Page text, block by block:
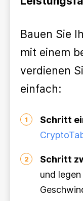
Bauen Sie
mit einem
verdienen
einfach:
1 Schritt
2 Schritt
und